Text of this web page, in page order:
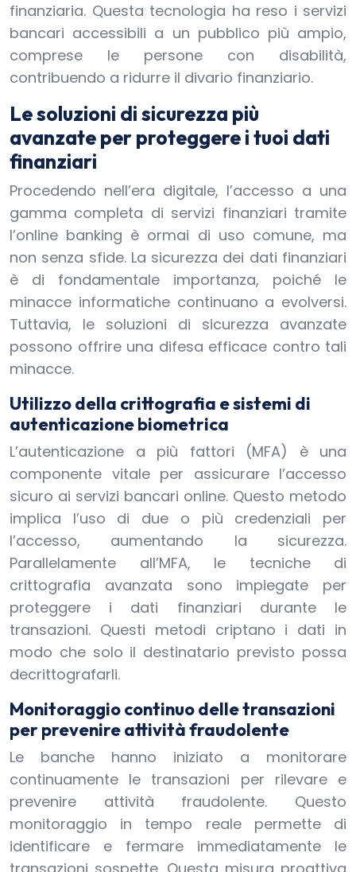
finanziaria. Questa tecnologia ha reso i servizi
bancari accessibili a un pubblico più ampio,
comprese le persone con disabilità,
contribuendo a ridurre il divario finanziario.
Le soluzioni di sicurezza più
avanzate per proteggere i tuoi dati
finanziari
Procedendo nell’era digitale, l’accesso a una
gamma completa di servizi finanziari tramite
l’online banking è ormai di uso comune, ma
non senza sfide. La sicurezza dei dati finanziari
è di fondamentale importanza, poiché le
minacce informatiche continuano a evolversi.
Tuttavia, le soluzioni di sicurezza avanzate
possono offrire una difesa efficace contro tali
minacce.
Utilizzo della crittografia e sistemi di
autenticazione biometrica
L’autenticazione a più fattori (MFA) è una
componente vitale per assicurare l’accesso
sicuro ai servizi bancari online. Questo metodo
implica l’uso di due o più credenziali per
l’accesso, aumentando la sicurezza.
Parallelamente all’MFA, le tecniche di
crittografia avanzata sono impiegate per
proteggere i dati finanziari durante le
transazioni. Questi metodi criptano i dati in
modo che solo il destinatario previsto possa
decrittografarli.
Monitoraggio continuo delle transazioni
per prevenire attività fraudolente
Le banche hanno iniziato a monitorare
continuamente le transazioni per rilevare e
prevenire attività fraudolente. Questo
monitoraggio in tempo reale permette di
identificare e fermare immediatamente le